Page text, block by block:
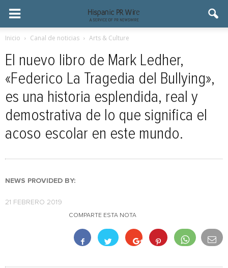
Inicio Canal de noticias Arts & Culture
El nuevo libro de Mark Ledher,
«Federico La Tragedia del Bullying»,
es una historia esplendida, real y
demostrativa de lo que significa el
acoso escolar en este mundo.
NEWS PROVIDED BY:
21 FEBRERO 2019
COMPARTE ESTA NOTA